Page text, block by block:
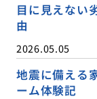
目に見えない
由
2026.05.05
地震に備える
ーム体験記